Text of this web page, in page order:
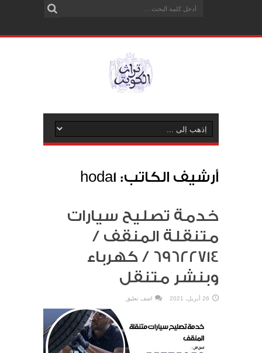
أرشيف الكاتب: hoda1
خدمة تصليح سيارات
متنقلة المنقف /
69622714‬ / كهرباء
وبنشر متنقل
26 أبريل، 2021 اضف تعليق